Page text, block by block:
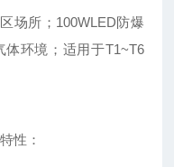
场所；100WLED防爆
环境；适用于T1~T6
性：